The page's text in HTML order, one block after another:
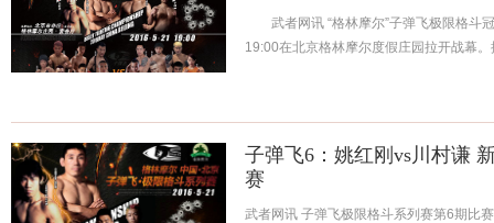
武者网讯 “格林摩尔”子弹飞极限格斗
19:00在北京格林摩尔度假庄园拉开战幕
子弹飞6：姚红刚vs川村谦
赛
武者网讯 子弹飞极限格斗系列赛第6期比